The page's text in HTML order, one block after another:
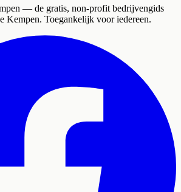
— de gratis, non-profit bedrijvengids
Kempen. Toegankelijk voor iedereen.